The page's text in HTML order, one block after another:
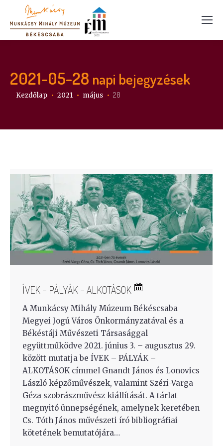
2021-05-28 napi bejegyzések
Itt vagy:
Kezdőlap 2021 május 28
ÍVEK – PÁLYÁK – ALKOTÁSOK
A Munkácsy Mihály Múzeum Békéscsaba
Megyei Jogú Város Önkormányzatával és a
Békéstáji Művészeti Társasággal
együttműködve 2021. június 3. – augusztus 29.
között mutatja be ÍVEK – PÁLYÁK –
ALKOTÁSOK címmel Gnandt János és Lonovics
László képzőművészek, valamint Széri-Varga
Géza szobrászművész kiállítását. A tárlat
megnyitó ünnepségének, amelynek keretében
Cs. Tóth János művészeti író bibliográfiai
kötetének bemutatójára…